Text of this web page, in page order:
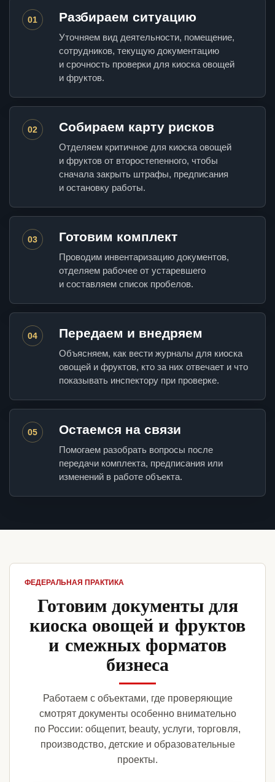
01 Разбираем ситуацию
Уточняем вид деятельности, помещение,
сотрудников, текущую документацию
и срочность проверки для киоска овощей
и фруктов.
02 Собираем карту рисков
Отделяем критичное для киоска овощей
и фруктов от второстепенного, чтобы
сначала закрыть штрафы, предписания
и остановку работы.
03 Готовим комплект
Проводим инвентаризацию документов,
отделяем рабочее от устаревшего
и составляем список пробелов.
04 Передаем и внедряем
Объясняем, как вести журналы для киоска
овощей и фруктов, кто за них отвечает и что
показывать инспектору при проверке.
05 Остаемся на связи
Помогаем разобрать вопросы после
передачи комплекта, предписания или
изменений в работе объекта.
ФЕДЕРАЛЬНАЯ ПРАКТИКА
Готовим документы для
киоска овощей и фруктов
и смежных форматов
бизнеса
Работаем с объектами, где проверяющие
смотрят документы особенно внимательно
по России: общепит, beauty, услуги, торговля,
производство, детские и образовательные
проекты.